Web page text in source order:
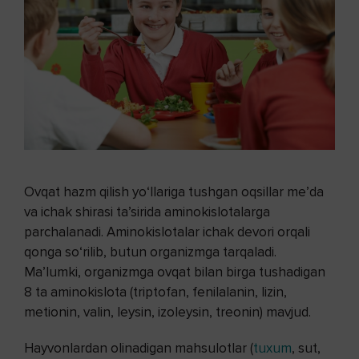
Ovqat hazm qilish yo‘llariga tushgan oqsillar me’da
va ichak shirasi ta’sirida aminokislotalarga
parchalanadi. Aminokislotalar ichak devori orqali
qonga so‘rilib, butun organizmga tarqaladi.
Ma’lumki, organizmga ovqat bilan birga tushadigan
8 ta aminokislota (triptofan, fenilalanin, lizin,
metionin, valin, leysin, izoleysin, treonin) mavjud.
Hayvonlardan olinadigan mahsulotlar (tuxum, sut,